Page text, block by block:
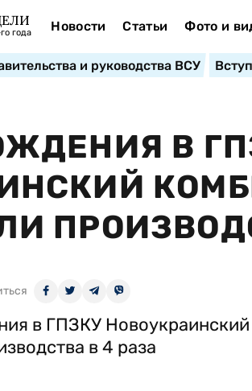
года Новости Статьи Фото и
и руководства ВСУ
В